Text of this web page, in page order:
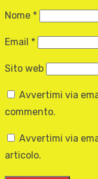
Nome *
Email *
Sito web
Avvertimi via
commento.
Avvertimi via
articolo.